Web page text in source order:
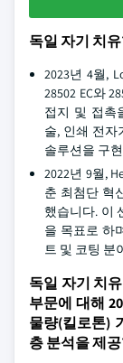
독일 자기 치
2023년 4월,
28502 EC와
접지 및 접촉
술, 인쇄 전자
솔루션을 구
2022년 9월,
춘 최첨단 혁
했습니다. 이
을 목표로 하
트 및 코팅 분
독일 자기 치
부문에 대해
물량(킬로톤)
층 분석을 제